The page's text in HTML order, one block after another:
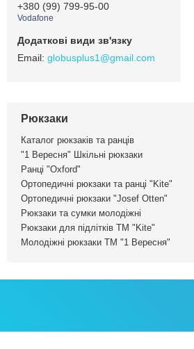
+380 (99) 799-95-00
Vodafone
globusplus1@gmail.com
Рюкзаки
Каталог рюкзаків та ранців
"1 Вересня" Шкільні рюкзаки
Ранці "Oxford"
Ортопедичні рюкзаки та ранці "Kite"
Ортопедичні рюкзаки "Josef Otten"
Рюкзаки та сумки молодіжні
Рюкзаки для підлітків ТМ "Kite"
Молодіжні рюкзаки ТМ "1 Вересня"